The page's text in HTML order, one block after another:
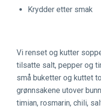
Krydder etter smak
Vi renset og kutter
tilsatte salt, pepper og
små buketter og kuttet
grønnsakene utover
timian, rosmarin, chili,